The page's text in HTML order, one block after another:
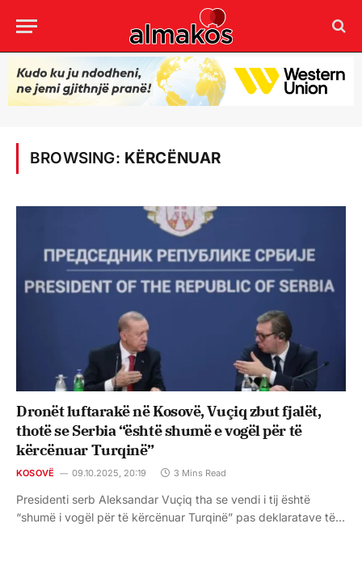
BROWSING: KËRCËNUAR
Dronët luftarakë në Kosovë, Vuçiq zbut fjalët,
thotë se Serbia “është shumë e vogël për të
kërcënuar Turqinë”
KOSOVË 09.10.2025, 20:19 3 Mins Read
Presidenti serb Aleksandar Vuçiq tha se vendi i tij është
“shumë i vogël për të kërcënuar Turqinë” pas deklaratave të…